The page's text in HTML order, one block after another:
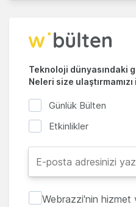
Teknoloji dünyasındaki
Neleri size
Günlük Bülten
Etkinlikler
Webrazzi'nin hizmet